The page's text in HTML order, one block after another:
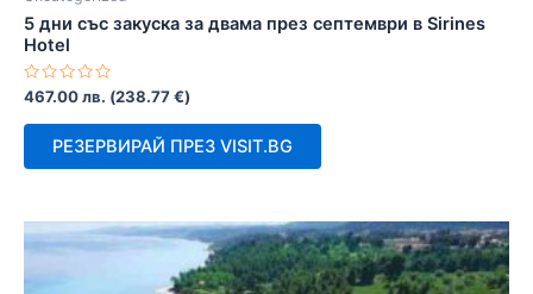
5 дни със закуска за двама през септември в Sirines
Hotel
Оценено
с
0
467.00лв. (238.77€)
РЕЗЕРВИРАЙ ПРЕЗ VISIT.BG